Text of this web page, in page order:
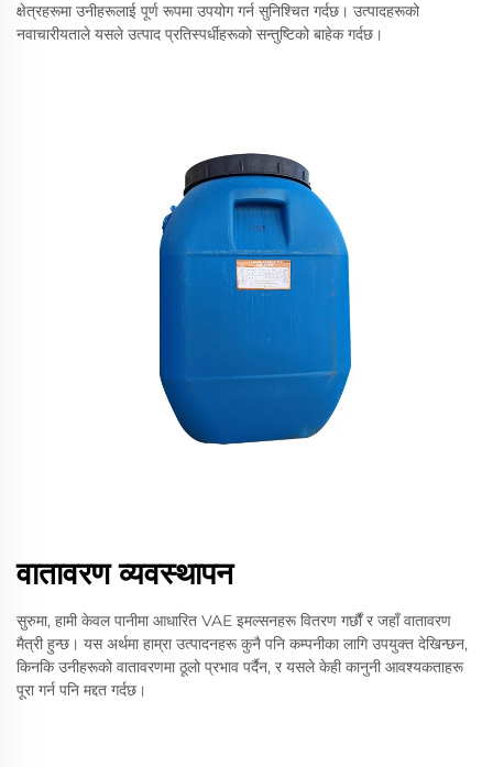
क्षेत्रहरूमा उनीहरूलाई पूर्ण रूपमा उपयोग गर्न सुनिश्चित गर्दछ। उत्पादहरूको
नवाचारीयताले यसले उत्पाद प्रतिस्पर्धीहरूको सन्तुष्टिको बाहेक गर्दछ।
वातावरण व्यवस्थापन
सुरुमा, हामी केवल पानीमा आधारित VAE इमल्सनहरू वितरण गर्छौं र जहाँ वातावरण
मैत्री हुन्छ। यस अर्थमा हाम्रा उत्पादनहरू कुनै पनि कम्पनीका लागि उपयुक्त देखिन्छन,
किनकि उनीहरूको वातावरणमा ठूलो प्रभाव पर्दैन, र यसले केही कानुनी आवश्यकताहरू
पूरा गर्न पनि मद्दत गर्दछ।